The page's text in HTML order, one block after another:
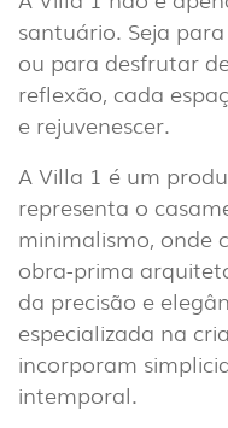
NOTÍCIAS
DENÚNCIAS
santuário. Seja
ou para desfrutar
reflexão, cada
e rejuvenescer.
A Villa 1 é um
representa o
minimalismo, onde
obra-prima
da precisão e
especializada na
incorporam
intemporal.